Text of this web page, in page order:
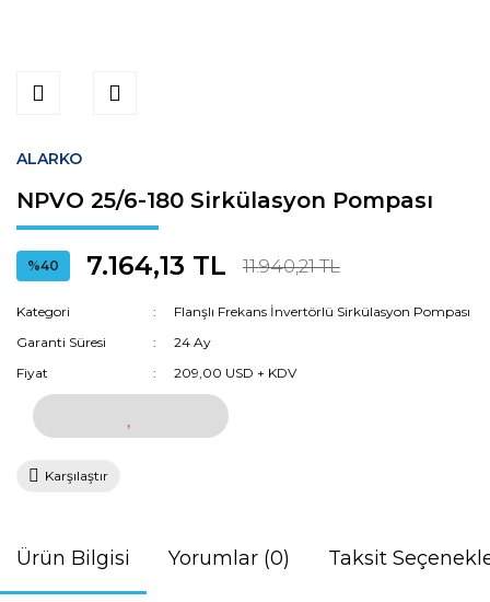
ALARKO
NPVO 25/6-180 Sirkülasyon Pompası
%40 7.164,13 TL 11.940,21 TL
Kategori
Flanşlı Frekans İnvertörlü Sirkülasyon Pompası
Garanti Süresi
24 Ay
Fiyat
209,00 USD + KDV
Karşılaştır
Ürün Bilgisi Yorumlar (0) Taksit